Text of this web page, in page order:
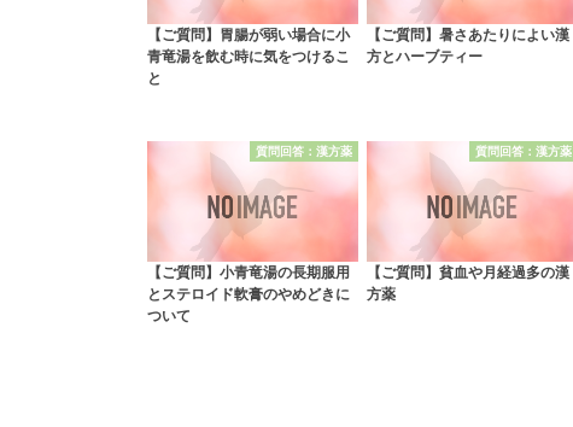
【ご質問】胃腸が弱い場合に小
青竜湯を飲む時に気をつけるこ
と
【ご質問】暑さあたりによい漢
方とハーブティー
質問回答：漢方薬
【ご質問】小青竜湯の長期服用
とステロイド軟膏のやめどきに
ついて
質問回答：漢方薬
【ご質問】貧血や月経過多の漢
方薬